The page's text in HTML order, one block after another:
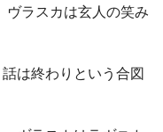
ヴラスカは玄人の笑み
は終わりという合図